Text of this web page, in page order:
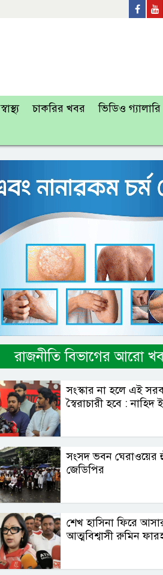
স্বাস্থ্য চাকরির খবর
ভিডিও গ্যালারি
রাজনীতি বিভাগের আরো
সংস্কার না হলে এই
স্বৈরাচারী হবে : নাহিদ
সংসদ ভবন ঘেরাওয়ের
জেডিপির
শেখ হাসিনা ফিরে
আত্মবিশ্বাসী রুমিন